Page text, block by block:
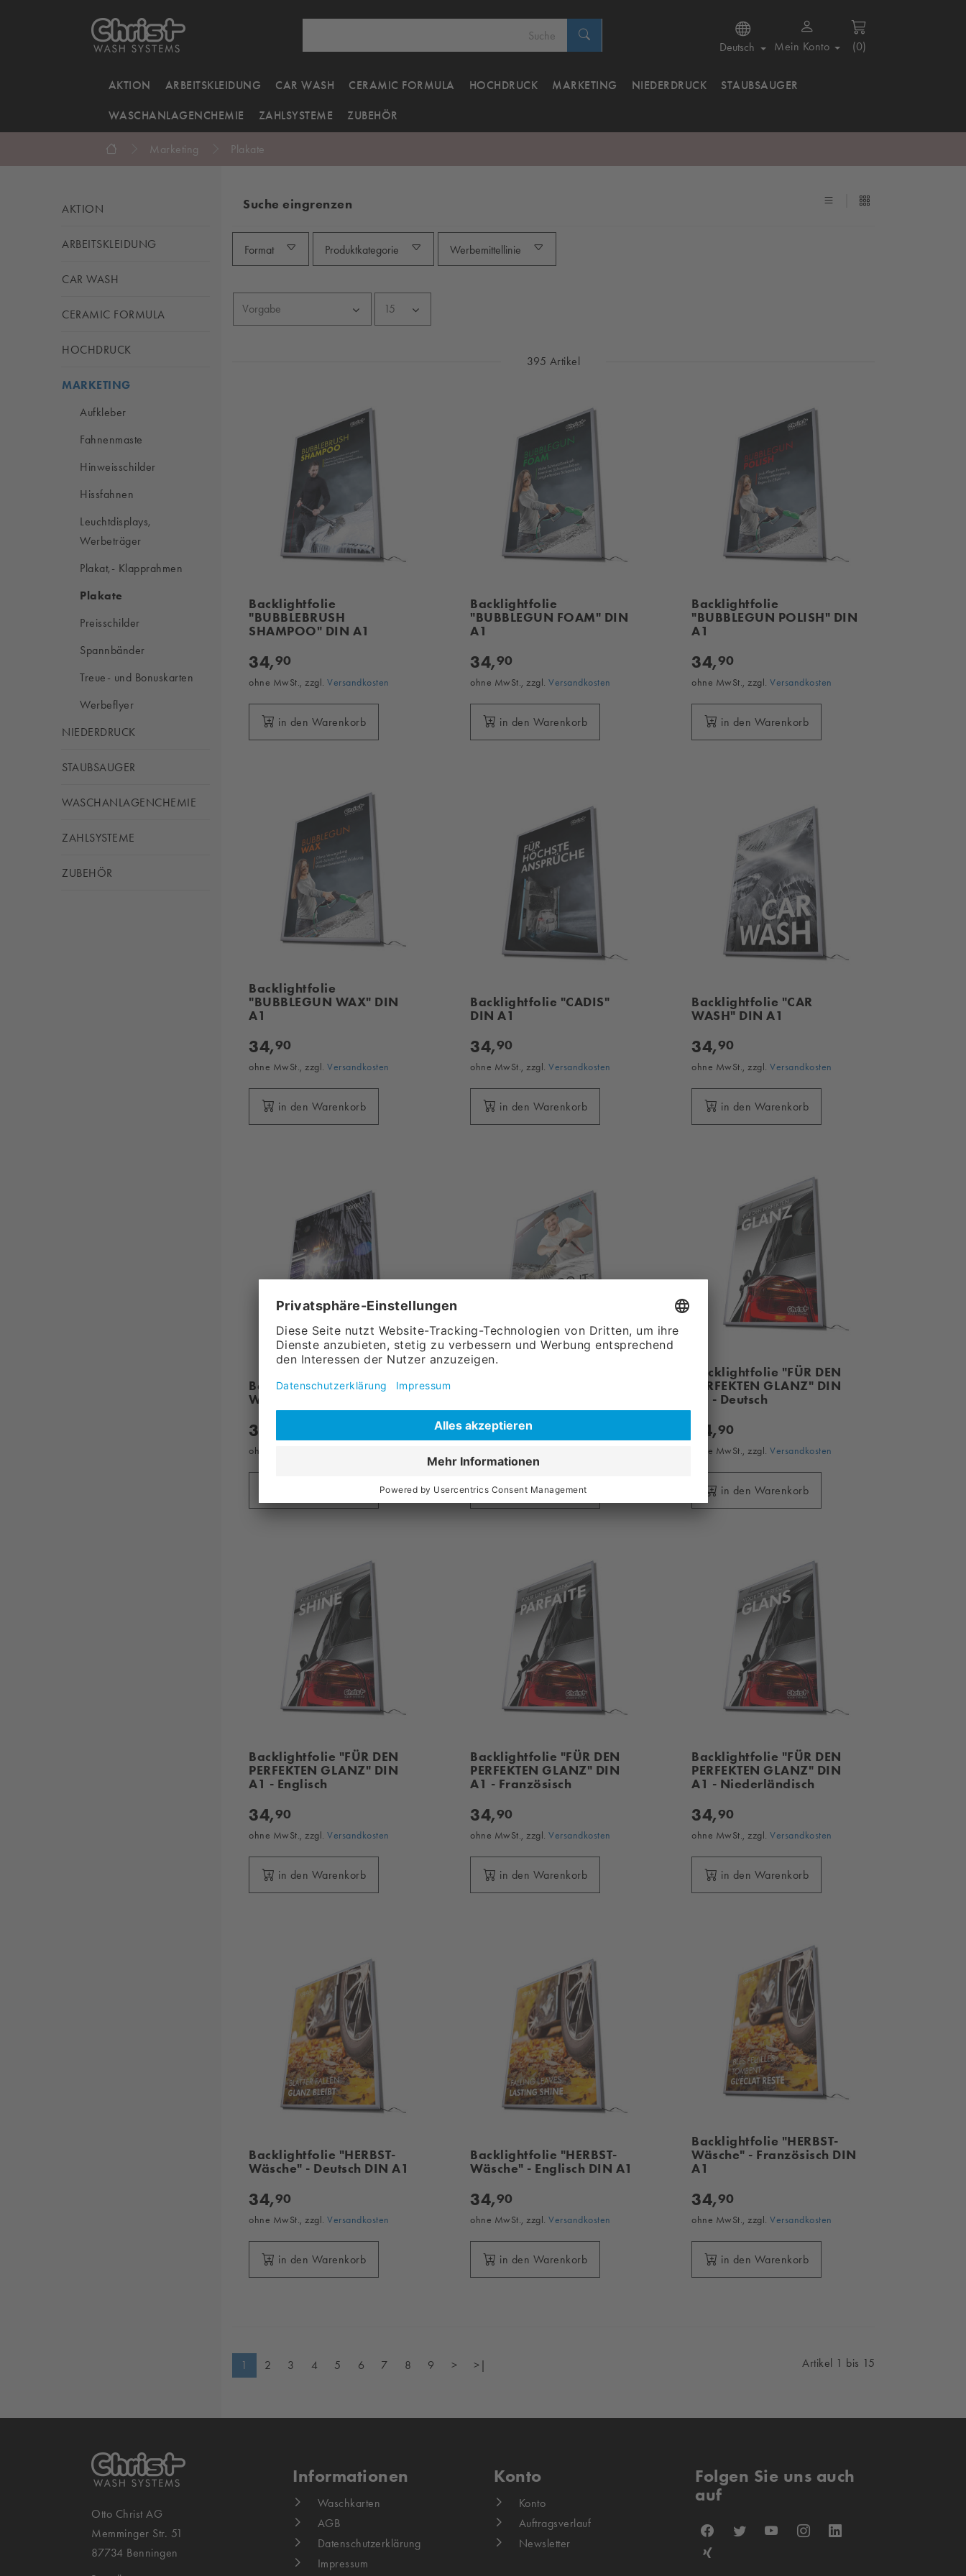
Deutsch Mein Konto (0)
AKTION ARBEITSKLEIDUNG CAR WASH CERAMIC FORMULA HOCHDRUCK MARKETING NIEDERDRUCK STAUBSAUGER
WASCHANLAGENCHEMIE ZAHLSYSTEME ZUBEHÖR
Marketing Plakate
AKTION
ARBEITSKLEIDUNG
CAR WASH
CERAMIC FORMULA
HOCHDRUCK
MARKETING
Aufkleber
Fahnenmaste
Hinweisschilder
Hissfahnen
Leuchtdisplays,
Werbeträger
Plakat,- Klapprahmen
Plakate
Preisschilder
Spannbänder
Treue- und Bonuskarten
Werbeflyer
NIEDERDRUCK
STAUBSAUGER
WASCHANLAGENCHEMIE
ZAHLSYSTEME
ZUBEHÖR
Suche eingrenzen
Format Produktkategorie Werbemittellinie
395 Artikel
Backlightfolie
"BUBBLEBRUSH
SHAMPOO" DIN A1
34,90
ohne MwSt., zzgl.Versandkosten
in den Warenkorb
Backlightfolie
"BUBBLEGUN FOAM" DIN
A1
34,90
ohne MwSt., zzgl.Versandkosten
in den Warenkorb
Backlightfolie
"BUBBLEGUN POLISH" DIN
A1
34,90
ohne MwSt., zzgl.Versandkosten
in den Warenkorb
Backlightfolie
"BUBBLEGUN WAX" DIN
A1
34,90
ohne MwSt., zzgl.Versandkosten
in den Warenkorb
Backlightfolie "CADIS"
DIN A1
34,90
ohne MwSt., zzgl.Versandkosten
in den Warenkorb
Backlightfolie "CAR
WASH" DIN A1
34,90
ohne MwSt., zzgl.Versandkosten
in den Warenkorb
Backlightfolie "CAR
WASH"-02 DIN A1
34,
ohne MwSt., zzgl.
34,90
in den Warenkorb
Backlightfolie "FÜR DEN
PERFEKTEN GLANZ" DIN
A1 - Deutsch
34,90
ohne MwSt., zzgl.Versandkosten
in den Warenkorb
Backlightfolie "FÜR DEN
PERFEKTEN GLANZ" DIN
A1 - Englisch
34,90
ohne MwSt., zzgl.Versandkosten
in den Warenkorb
Backlightfolie "FÜR DEN
PERFEKTEN GLANZ" DIN
A1 - Französisch
34,90
ohne MwSt., zzgl.Versandkosten
in den Warenkorb
Backlightfolie "FÜR DEN
PERFEKTEN GLANZ" DIN
A1 - Niederländisch
34,90
ohne MwSt., zzgl.Versandkosten
in den Warenkorb
Backlightfolie "HERBST-
Wäsche" - Deutsch DIN A1
34,90
ohne MwSt., zzgl.Versandkosten
in den Warenkorb
Backlightfolie "HERBST-
Wäsche" - Englisch DIN A1
34,90
ohne MwSt., zzgl.Versandkosten
in den Warenkorb
Backlightfolie "HERBST-
Wäsche" - Französisch DIN
A1
34,90
ohne MwSt., zzgl.Versandkosten
in den Warenkorb
1 2 3 4 5 6 7 8 9 > >| Artikel 1 bis 15
Otto Christ AG
Memminger Str. 51
87734 Benningen
Informationen
Waschkarten
AGB
Datenschutzerklärung
Impressum
Konto
Konto
Auftragsverlauf
Newsletter
Folgen Sie uns auch
auf